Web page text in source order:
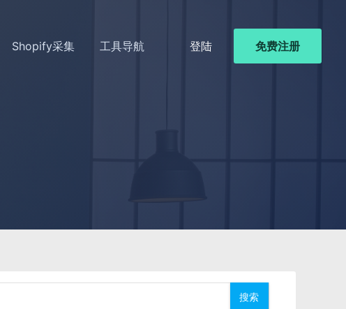
Shopify采集 工具导航 登陆 免费注册